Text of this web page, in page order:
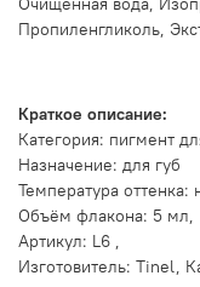
Пропиленгликоль,
Краткое описание:
Категория: пигмент
Назначение: для губ
Температура оттенка:
Объём флакона: 5 мл,
Артикул: L6 ,
Изготовитель: Tinel,